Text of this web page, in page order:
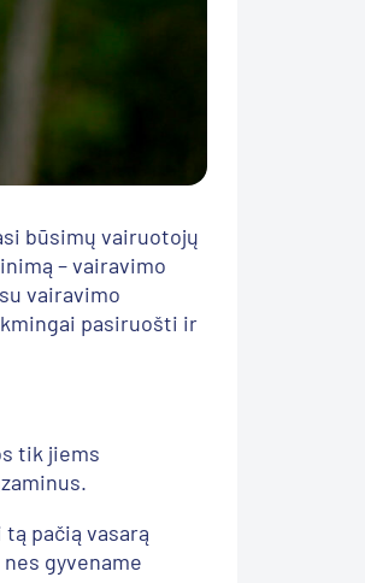
būsimų vairuotojų
– vairavimo
vairavimo
pasiruošti ir
tik jiems
pačią vasarą
gyvename